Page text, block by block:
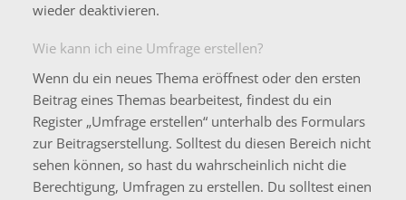
wieder deaktivieren.
Wie kann ich eine Umfrage erstellen?
Wenn du ein neues Thema eröffnest oder den ersten
Beitrag eines Themas bearbeitest, findest du ein
Register „Umfrage erstellen“ unterhalb des Formulars
zur Beitragserstellung. Solltest du diesen Bereich nicht
sehen können, so hast du wahrscheinlich nicht die
Berechtigung, Umfragen zu erstellen. Du solltest einen